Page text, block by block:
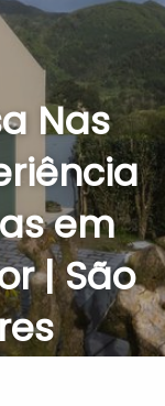
Nas
em
| São